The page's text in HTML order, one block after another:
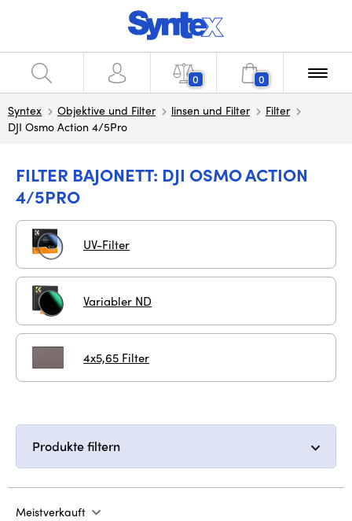
0 0
Syntex Objektive und Filter linsen und Filter
Filter
DJI Osmo Action 4/5Pro
FILTER BAJONETT: DJI OSMO ACTION
4/5PRO
UV-Filter
Variabler ND
4x5,65 Filter
Produkte filtern
Meistverkauft